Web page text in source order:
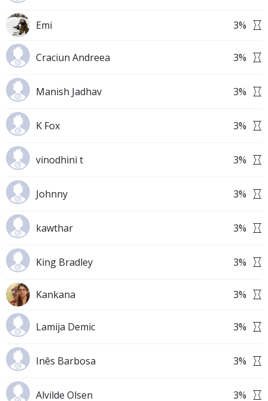
Emi 3%
Craciun Andreea 3%
Manish Jadhav 3%
K Fox 3%
vinodhini t 3%
Johnny 3%
kawthar 3%
King Bradley 3%
Kankana 3%
Lamija Demic 3%
Inês Barbosa 3%
Alvilde Olsen 3%